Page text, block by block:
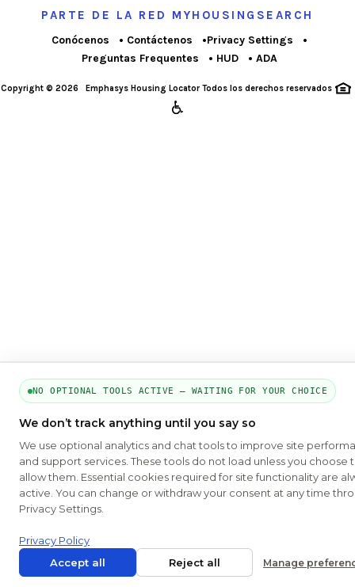
PARTE DE LA RED MYHOUSINGSEARCH
Conócenos Contáctenos
Privacy Settings
Preguntas Frequentes
HUD ADA
Copyright © 2026 Emphasys Housing LocatorTodos los derechos reservados
NO OPTIONAL TOOLS ACTIVE — WAITING FOR YOUR CHOICE
We don’t track anything until you say so
We use optional analytics and chat tools to improve site
and support services. These tools do not load unless you choose
allow them. Essential cookies required for site functionality are
active. You can change or withdraw your consent at any time
Privacy Settings.
Privacy Policy
Accept all
Reject all Manage